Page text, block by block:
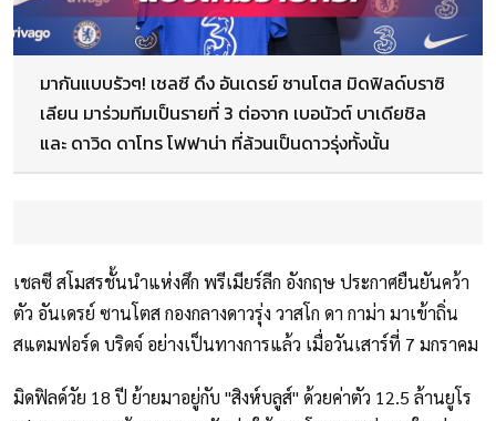
มากันแบบรัวๆ! เชลซี ดึง อันเดรย์ ซานโตส มิดฟิลด์บราซิ
เลียน มาร่วมทีมเป็นรายที่ 3 ต่อจาก เบอนัวต์ บาเดียชิล
และ ดาวิด ดาโทร โฟฟาน่า ที่ล้วนเป็นดาวรุ่งทั้งนั้น
เชลซี สโมสรชั้นนำแห่งศึก พรีเมียร์ลีก อังกฤษ ประกาศยืนยันคว้า
ตัว อันเดรย์ ซานโตส กองกลางดาวรุ่ง วาสโก ดา กาม่า มาเข้าถิ่น
สแตมฟอร์ด บริดจ์ อย่างเป็นทางการแล้ว เมื่อวันเสาร์ที่ 7 มกราคม
มิดฟิลด์วัย 18 ปี ย้ายมาอยู่กับ "สิงห์บลูส์" ด้วยค่าตัว 12.5 ล้านยูโร